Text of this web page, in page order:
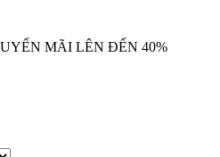
MÃI LÊN ĐẾN 40%